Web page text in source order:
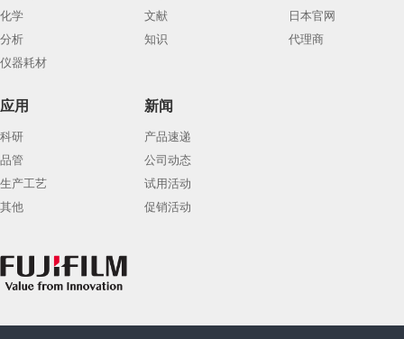
化学
分析
仪器耗材
文献
知识
日本官网
代理商
应用
科研
品管
生产工艺
其他
新闻
产品速递
公司动态
试用活动
促销活动